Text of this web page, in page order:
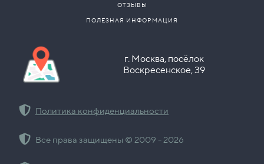
ОТЗЫВЫ
ПОЛЕЗНАЯ ИНФОРМАЦИЯ
г. Москва, посёлок
Воскресенское, 39
Политика конфиденциальности
Все права защищены © 2009 - 2026